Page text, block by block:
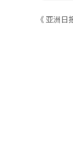
《 亚洲